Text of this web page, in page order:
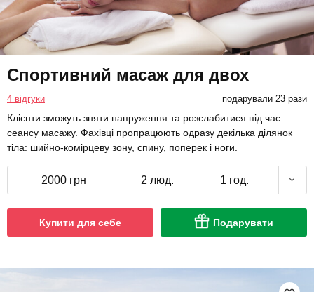
Спортивний масаж для двох
4 відгуки подарували 23 рази
Клієнти зможуть зняти напруження та розслабитися під час
сеансу масажу. Фахівці пропрацюють одразу декілька ділянок
тіла: шийно-комірцеву зону, спину, поперек і ноги.
2000 грн 2 люд. 1 год.
Купити для себе Подарувати